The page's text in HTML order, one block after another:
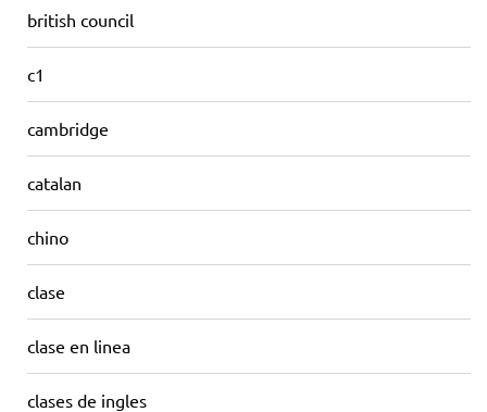
british council
c1
cambridge
catalan
chino
clase
clase en linea
clases de ingles